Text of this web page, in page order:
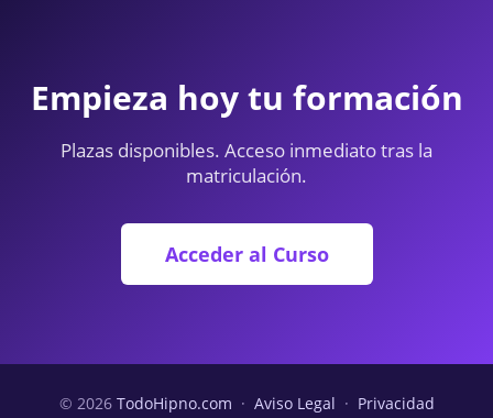
Empieza hoy tu formación
Plazas disponibles. Acceso inmediato tras la
matriculación.
Acceder al Curso
© 2026 TodoHipno.com · Aviso Legal · Privacidad